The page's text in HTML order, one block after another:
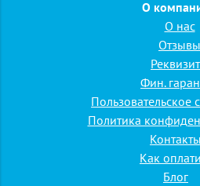
Санаторий
Подробная заявка
Название тура
Желаемые даты
О
О нас
Отзывы
Фин.
Пользовательское
Политика
Контакты
Как
Блог